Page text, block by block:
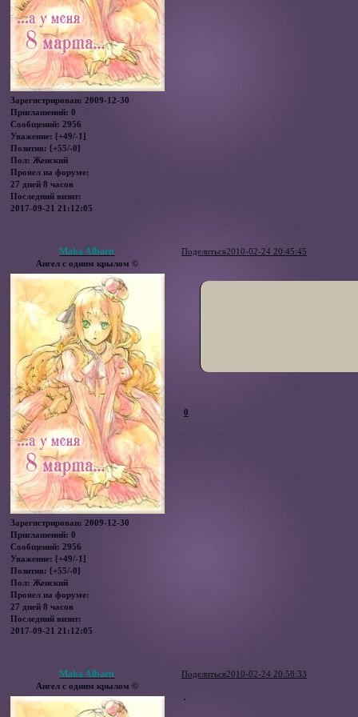
Зарегистрирован: 2009-12-30
Приглашений: 0
Сообщений: 2956
Уважение: [+49/-1]
Позитив: [+55/-0]
Пол: Женский
Провел на форуме:
27 дней 8 часов
Последний визит:
2017-09-21 21:12:05
Поделиться2010-02-24 20:45:45
Maka Albarn
Ангел с одним крылом ©
Зарегистрирован: 2009-12-30
Приглашений: 0
Сообщений: 2956
Уважение: [+49/-1]
Позитив: [+55/-0]
Пол: Женский
Провел на форуме:
27 дней 8 часов
Последний визит:
2017-09-21 21:12:05
0
Поделиться2010-02-24 20:58:33
Maka Albarn
Ангел с одним крылом ©
.